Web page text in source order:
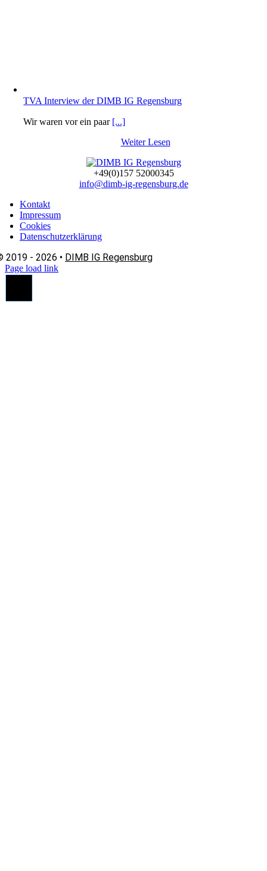
TVA Interview der DIMB IG Regensburg
Wir waren vor ein paar [...]
Weiter Lesen
+49(0)157 52000345
info@dimb-ig-regensburg.de
Kontakt
Impressum
Cookies
Datenschutzerklärung
2019 - 2026 • DIMB IG Regensburg
Page load link
Nach